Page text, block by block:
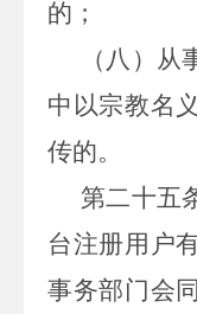
的；
（八）
中以宗教名
传的。
第二十五
台注册用户
事务部门会